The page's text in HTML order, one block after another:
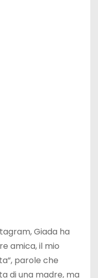
Giada ha
amica, il mio
parole che
di una madre, ma